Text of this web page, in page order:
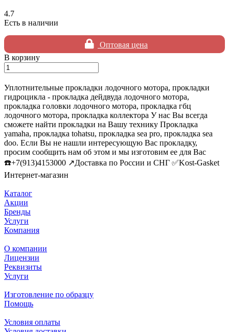
4.7
Есть в наличии
Оптовая цена
В корзину
Уплотнительные прокладки лодочного мотора, прокладки
гидроцикла - прокладка дейдвуда лодочного мотора,
прокладка головки лодочного мотора, прокладка гбц
лодочного мотора, прокладка коллектора У нас Вы всегда
сможете найти прокладки на Вашу технику Прокладка
yamaha, прокладка tohatsu, прокладка sea pro, прокладка sea
doo. Если Вы не нашли интересующую Вас прокладку,
просим сообщить нам об этом и мы изготовим ее для Вас
☎️+7(913)4153000 ↗️Доставка по России и СНГ ✅Kost-Gasket
Интернет-магазин
Каталог
Акции
Бренды
Услуги
Компания
О компании
Лицензии
Реквизиты
Услуги
Изготовление по образцу
Помощь
Условия оплаты